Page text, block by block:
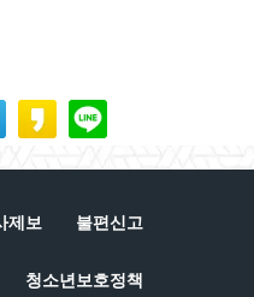
제보 불편신고
청소년보호정책